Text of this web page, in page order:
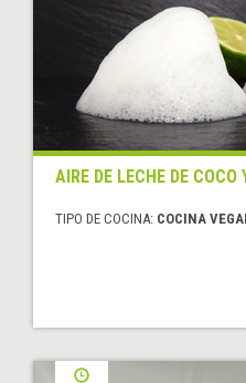
AIRE DE LECHE DE COCO
TIPO DE COCINA: COCINA